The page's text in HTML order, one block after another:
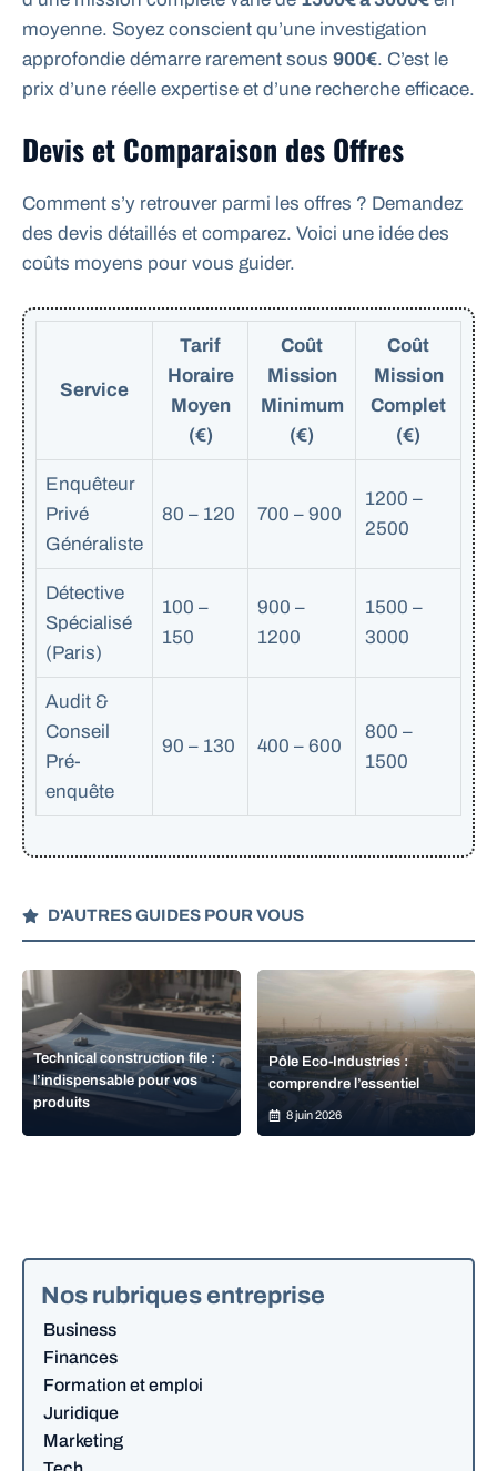
moyenne. Soyez conscient qu’une investigation
approfondie démarre rarement sous 900€. C’est le
prix d’une réelle expertise et d’une recherche efficace.
Devis et Comparaison des Offres
Comment s’y retrouver parmi les offres ? Demandez
des devis détaillés et comparez. Voici une idée des
coûts moyens pour vous guider.
Service
Tarif
Horaire
Moyen
(€)
Coût
Mission
Minimum
(€)
Coût
Mission
Complet
(€)
Enquêteur
Privé
Généraliste
80 – 120 700 – 900
1200 –
2500
Détective
Spécialisé
(Paris)
100 –
150
900 –
1200
1500 –
3000
Audit &
Conseil
Pré-
enquête
90 – 130 400 – 600
800 –
1500
D'AUTRES GUIDES POUR VOUS
Technical construction file :
l’indispensable pour vos
produits
Pôle Eco-Industries :
comprendre l’essentiel
8 juin 2026
Nos rubriques entreprise
Business
Finances
Formation et emploi
Juridique
Marketing